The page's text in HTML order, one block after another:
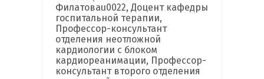
Филатоваu0022, Доцент кафедры
госпитальной терапии,
Профессор-консультант
отделения неотложной
кардиологии с блоком
кардиореанимации, Профессор-
консультант второго отделения